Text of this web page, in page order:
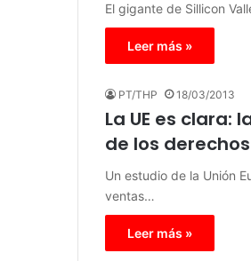
El gigante de Sillicon
Leer más »
PT/THP 18/03/2013
La UE es
de los
Un estudio de la Unión
ventas…
Leer más »